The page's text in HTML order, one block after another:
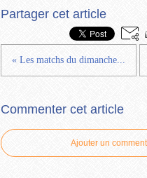
Partager cet article
« Les matchs du dimanche...
Commenter cet article
Ajouter un